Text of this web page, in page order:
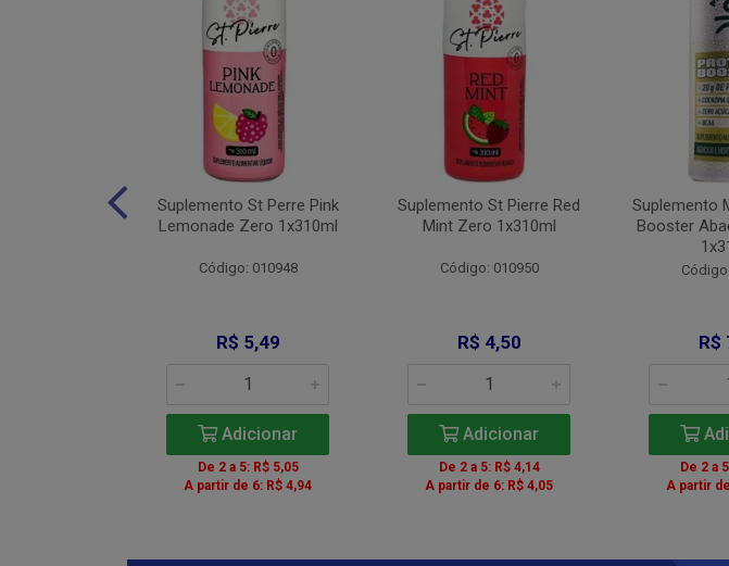
Suplemento St Perre Pink
Lemonade Zero 1x310ml
Código: 010948
R$ 5,49
Adicionar
De 2 a 5: R$ 5,05
A partir de 6: R$ 4,94
Suplemento St Pierre Red
Mint Zero 1x310ml
Código: 010950
R$ 4,50
Adicionar
De 2 a 5: R$ 4,14
A partir de 6: R$ 4,05
Suplemento
Booster
R$
De 2 a
A partir